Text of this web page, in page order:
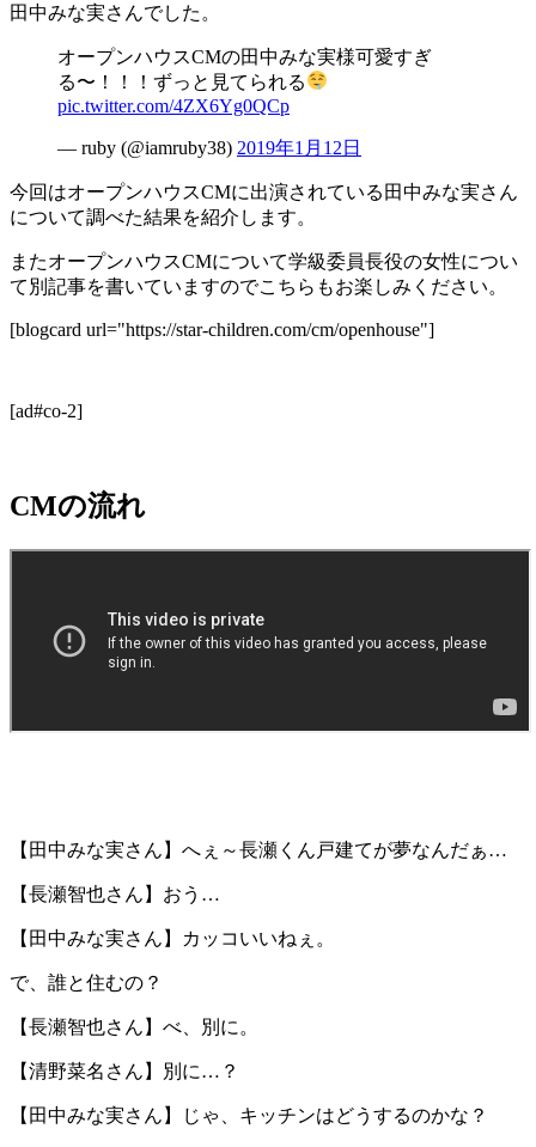
田中みな実さんでした。
オープンハウスCMの田中みな実様可愛すぎ
る〜！！！ずっと見てられる
pic.twitter.com/4ZX6Yg0QCp
— ruby (@iamruby38) 2019年1月12日
今回はオープンハウスCMに出演されている田中みな実さん
について調べた結果を紹介します。
またオープンハウスCMについて学級委員長役の女性につい
て別記事を書いていますのでこちらもお楽しみください。
[blogcard url="https://star-children.com/cm/openhouse"]
[ad#co-2]
CMの流れ
【田中みな実さん】へぇ～長瀬くん戸建てが夢なんだぁ…
【長瀬智也さん】おう…
【田中みな実さん】カッコいいねぇ。
で、誰と住むの？
【長瀬智也さん】べ、別に。
【清野菜名さん】別に…？
【田中みな実さん】じゃ、キッチンはどうするのかな？